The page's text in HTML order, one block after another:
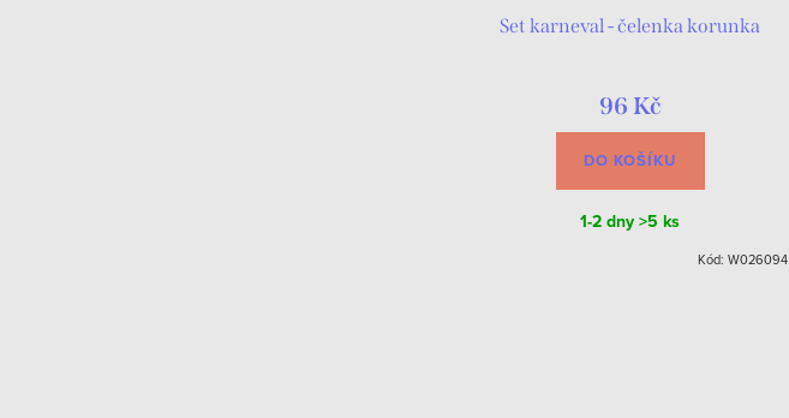
Set karneval - čelenka korunka
96 Kč
DO KOŠÍKU
1-2 dny>5 ks
Kód: W026094